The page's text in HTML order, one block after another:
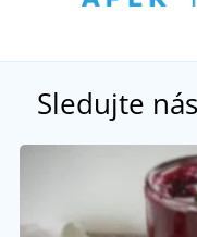
Sledujte